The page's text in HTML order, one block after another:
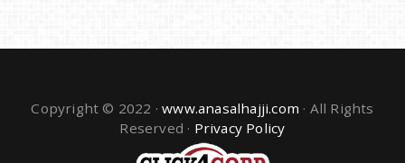
Copyright © 2022 ·www.anasalhajji.com · All Rights
Reserved · Privacy Policy